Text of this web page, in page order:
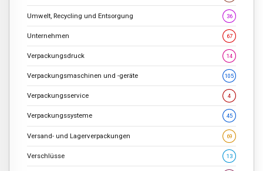
Umwelt, Recycling und Entsorgung 36
Unternehmen 67
Verpackungsdruck 14
Verpackungsmaschinen und -geräte 105
Verpackungsservice 4
Verpackungssysteme 45
Versand- und Lagerverpackungen 69
Verschlüsse 13